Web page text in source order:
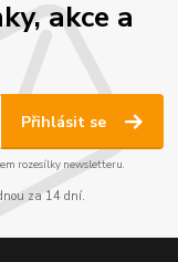
akce a
Přihlásit se
rozesílky newsletteru.
za 14 dní.